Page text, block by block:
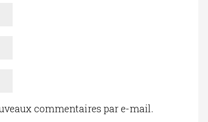
commentaires par e-mail.